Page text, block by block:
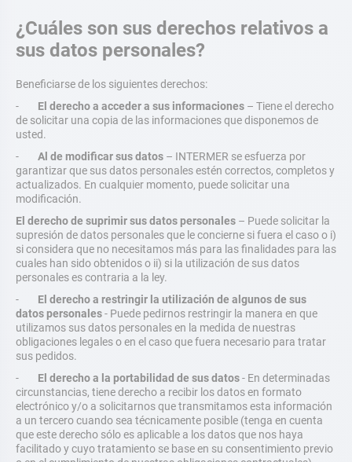
¿Cuáles son sus derechos relativos a
sus datos personales?
Beneficiarse de los siguientes derechos:
- El derecho a acceder a sus informaciones – Tiene el derecho
de solicitar una copia de las informaciones que disponemos de
usted.
- Al de modificar sus datos – INTERMER se esfuerza por
garantizar que sus datos personales estén correctos, completos y
actualizados. En cualquier momento, puede solicitar una
modificación.
El derecho de suprimir sus datos personales – Puede solicitar la
supresión de datos personales que le concierne si fuera el caso o i)
si considera que no necesitamos más para las finalidades para las
cuales han sido obtenidos o ii) si la utilización de sus datos
personales es contraria a la ley.
- El derecho a restringir la utilización de algunos de sus
datos personales- Puede pedirnos restringir la manera en que
utilizamos sus datos personales en la medida de nuestras
obligaciones legales o en el caso que fuera necesario para tratar
sus pedidos.
- El derecho a la portabilidad de sus datos- En determinadas
circunstancias, tiene derecho a recibir los datos en formato
electrónico y/o a solicitarnos que transmitamos esta información
a un tercero cuando sea técnicamente posible (tenga en cuenta
que este derecho sólo es aplicable a los datos que nos haya
facilitado y cuyo tratamiento se base en su consentimiento previo